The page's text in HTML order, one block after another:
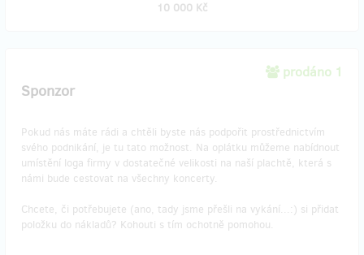
10 000 Kč
prodáno 1
Sponzor
Pokud nás máte rádi a chtěli byste nás podpořit prostřednictvím
svého podnikání, je tu tato možnost. Na oplátku můžeme nabídnout
umístění loga firmy v dostatečné velikosti na naší plachtě, která s
námi bude cestovat na všechny koncerty.
Chcete, či potřebujete (ano, tady jsme přešli na vykání...:) si přidat
položku do nákladů? Kohouti s tím ochotně pomohou.